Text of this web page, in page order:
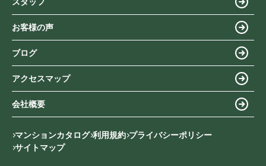
スタッフ
お客様の声
ブログ
アクセスマップ
会社概要
マンションカタログ 利用規約 プライバシーポリシー
サイトマップ